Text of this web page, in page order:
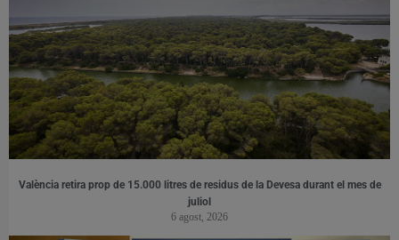
València retira prop de 15.000 litres de residus de la Devesa durant el mes de
juliol
6 agost, 2026